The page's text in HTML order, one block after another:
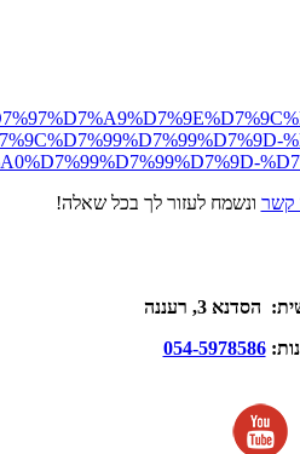
קשר ונשמח לעזור לך בכל שאלה!
3, רעננה
054-5978586